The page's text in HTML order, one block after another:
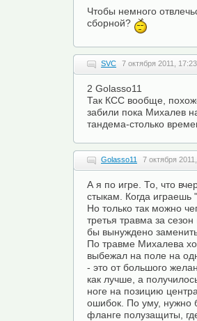
Чтобы немного
сборной?
SVC 7 октября 2011, 17:23
2 Golasso11
Так КСС вообще,
забили пока Михалев
тандема-столько
Golasso11 7 октября
А я по игре. То, что
стыкам. Когда играешь
Но только так можно
третья травма за
бы вынуждено
По травме Михалева
выбежал на поле на
- это от большого
как лучше, а
ноге на позицию
ошибок. По уму, нужно
фланге полузащиты,